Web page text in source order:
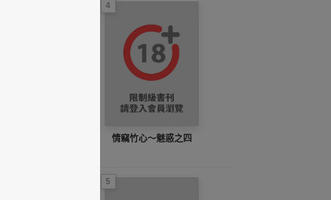
4
情竊竹心～魅惑之四
5